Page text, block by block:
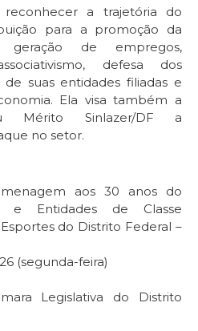
a trajetória do
para a promoção da
de empregos,
defesa dos
de suas entidades filiadas e
Ela visa também a
Mérito Sinlazer/DF a
no setor.
aos 30 anos do
e Entidades de Classe
do Distrito Federal –
(segunda-feira)
Legislativa do Distrito